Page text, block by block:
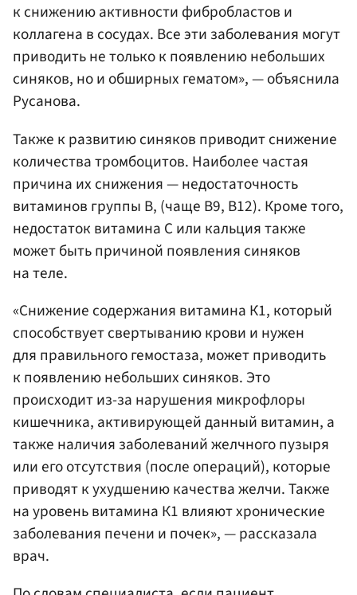
к снижению активности фибробластов и
коллагена в сосудах. Все эти заболевания могут
приводить не только к появлению небольших
синяков, но и обширных гематом», — объяснила
Русанова.
Также к развитию синяков приводит снижение
количества тромбоцитов. Наиболее частая
причина их снижения — недостаточность
витаминов группы В, (чаще В9, В12). Кроме того,
недостаток витамина С или кальция также
может быть причиной появления синяков
на теле.
«Снижение содержания витамина К1, который
способствует свертыванию крови и нужен
для правильного гемостаза, может приводить
к появлению небольших синяков. Это
происходит из-за нарушения микрофлоры
кишечника, активирующей данный витамин, а
также наличия заболеваний желчного пузыря
или его отсутствия (после операций), которые
приводят к ухудшению качества желчи. Также
на уровень витамина К1 влияют хронические
заболевания печени и почек», — рассказала
врач.